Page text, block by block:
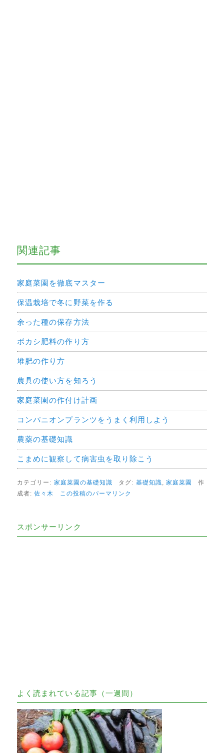
関連記事
家庭菜園を徹底マスター
保温栽培で冬に野菜を作る
余った種の保存方法
ボカシ肥料の作り方
堆肥の作り方
農具の使い方を知ろう
家庭菜園の作付け計画
コンパニオンプランツをうまく利用しよう
農薬の基礎知識
こまめに観察して病害虫を取り除こう
カテゴリー: 家庭菜園の基礎知識 タグ: 基礎知識 ,家庭菜園
作
成者:佐々木 この投稿のパーマリンク
スポンサーリンク
よく読まれている記事（一週間）